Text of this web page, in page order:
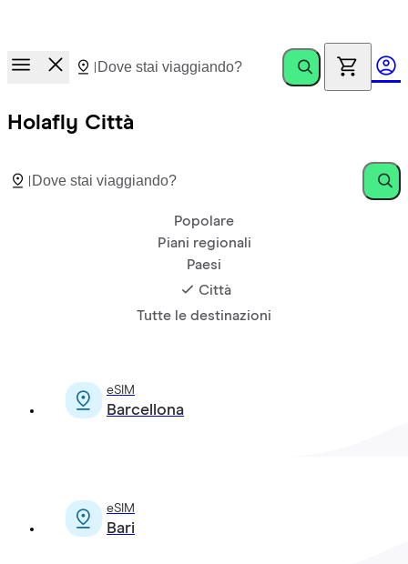
Invita amici. Guadagna fino a €100
Holafly Città
Popolare
Piani regionali
Paesi
Città
Tutte le destinazioni
eSIM
Barcellona
eSIM
Bari